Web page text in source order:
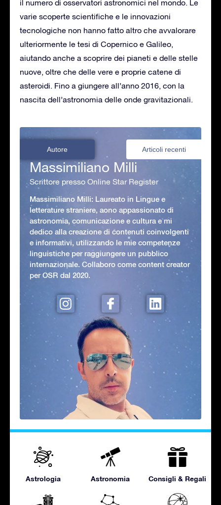
il numero di osservatori astronomici nel mondo. Le
varie scoperte scientifiche e le innovazioni
tecnologiche non hanno fatto altro che avvalorare
ulteriormente le tesi di Copernico e Galileo,
aiutando anche a scoprire dei pianeti e delle stelle
nuove, oltre che delle vere e proprie catene di
asteroidi. Fino a giungere all’anno 2016, con la
nascita dell’astronomia delle onde gravitazionali.
Autore Articoli recenti
Massimiliano Milli
Scrittore presso Online Star Register
Massimiliano Milli: Laureato in Lingue e
letterature straniere, aono appassionato di
astronomia, comunicazione e cultura e mi
dedico alla creazione di contenuti coinvolgenti
e informativi, utilizzando le mie competenze
linguistiche per raggiungere un pubblico
internazionale. Collaboro come content creator
per OSR dal 2020.
Astrologia Astronomia Consigli & Regali